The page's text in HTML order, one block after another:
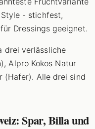
- stichfest,
Dressings geeignet.
drei verlässliche
Alpro Kokos Natur
(Hafer). Alle drei sind
Spar, Billa und